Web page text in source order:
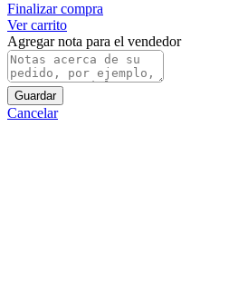
Finalizar compra
Ver carrito
Agregar nota para el vendedor
Guardar
Cancelar